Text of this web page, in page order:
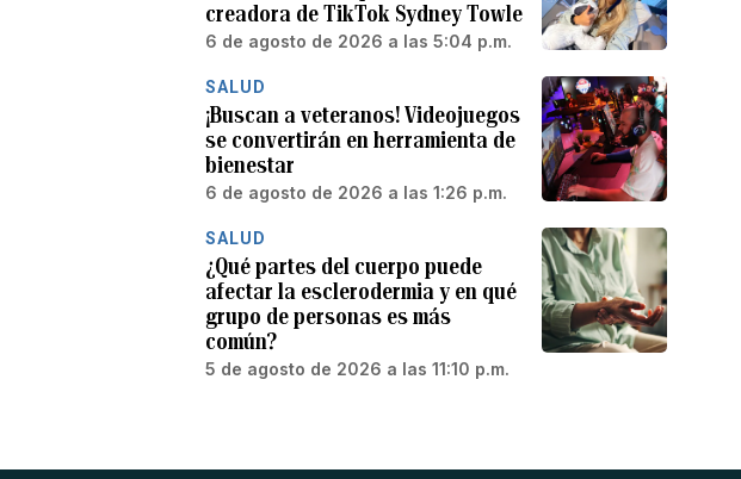
creadora de TikTok Sydney Towle
6 de agosto de 2026 a las 5:04 p.m.
SALUD
¡Buscan a veteranos! Videojuegos
se convertirán en herramienta de
bienestar
6 de agosto de 2026 a las 1:26 p.m.
SALUD
¿Qué partes del cuerpo puede
afectar la esclerodermia y en qué
grupo de personas es más
común?
5 de agosto de 2026 a las 11:10 p.m.